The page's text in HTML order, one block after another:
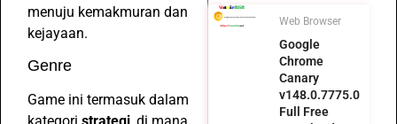
menuju kemakmuran dan
kejayaan.
Genre
Game ini termasuk dalam
Web Browser
Google
Chrome
Canary
v148.0.7775.0
Full Free